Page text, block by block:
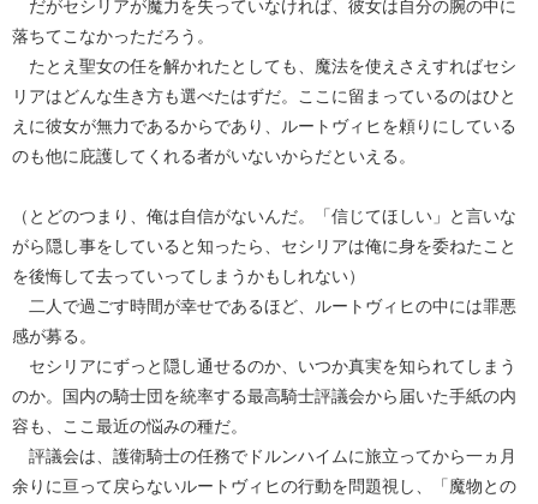
だがセシリアが魔力を失っていなければ、彼女は自分の腕の中に
落ちてこなかっただろう。
たとえ聖女の任を解かれたとしても、魔法を使えさえすればセシ
リアはどんな生き方も選べたはずだ。ここに留まっているのはひと
えに彼女が無力であるからであり、ルートヴィヒを頼りにしている
のも他に庇護してくれる者がいないからだといえる。
（とどのつまり、俺は自信がないんだ。「信じてほしい」と言いな
がら隠し事をしていると知ったら、セシリアは俺に身を委ねたこと
を後悔して去っていってしまうかもしれない）
二人で過ごす時間が幸せであるほど、ルートヴィヒの中には罪悪
感が募る。
セシリアにずっと隠し通せるのか、いつか真実を知られてしまう
のか。国内の騎士団を統率する最高騎士評議会から届いた手紙の内
容も、ここ最近の悩みの種だ。
評議会は、護衛騎士の任務でドルンハイムに旅立ってから一ヵ月
余りに亘って戻らないルートヴィヒの行動を問題視し、「魔物との